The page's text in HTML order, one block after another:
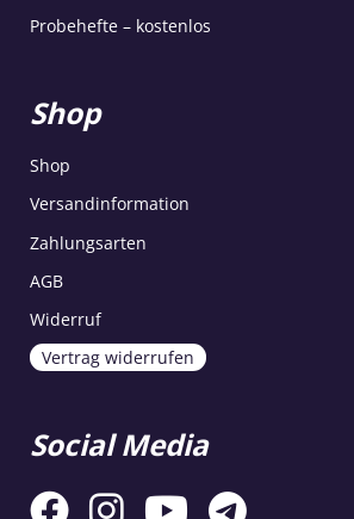
Probehefte – kostenlos
Shop
Shop
Versandinformation
Zahlungsarten
AGB
Widerruf
Vertrag widerrufen
Social Media